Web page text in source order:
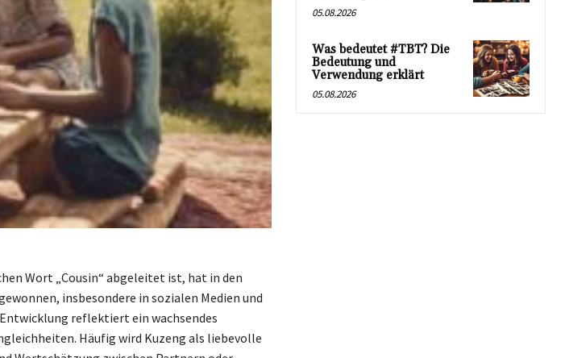
Wort „Cousin“ abgeleitet ist, hat in den
insbesondere in sozialen Medien und
reflektiert ein wachsendes
Häufig wird Kuzeng als liebevolle
05.08.2026
Was bedeutet #TBT? Die
Bedeutung und
Verwendung erklärt
05.08.2026